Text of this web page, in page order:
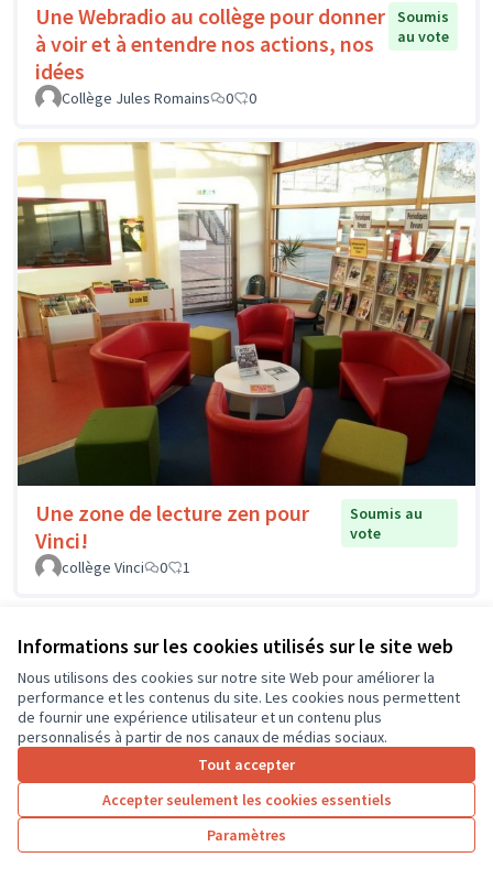
Informations sur les cookies utilisés sur le site web
Nous utilisons des cookies sur notre site Web pour améliorer la
performance et les contenus du site. Les cookies nous permettent
de fournir une expérience utilisateur et un contenu plus
personnalisés à partir de nos canaux de médias sociaux.
Tout accepter
Accepter seulement les cookies essentiels
Paramètres
Une Webradio au collège pour donner
à voir et à entendre nos actions, nos
idées
Soumis
au vote
Collège Jules Romains 0 0
Une zone de lecture zen pour
Vinci!
Soumis au
vote
collège Vinci
0 1